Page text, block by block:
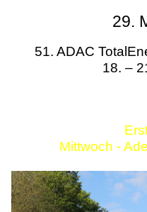
29.
51. ADAC
18. –
Mittwoch -